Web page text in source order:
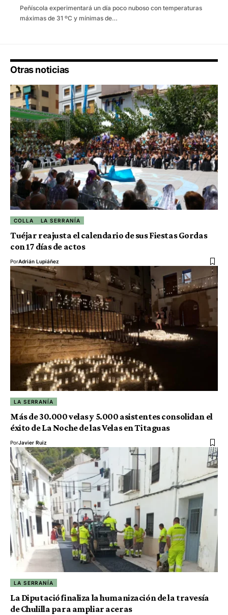
Peñíscola experimentará un día poco nuboso con temperaturas
máximas de 31 ºC y mínimas de…
Otras noticias
COLLA LA SERRANÍA
Tuéjar reajusta el calendario de sus Fiestas Gordas
con 17 días de actos
PorAdrián Lupiáñez
LA SERRANÍA
Más de 30.000 velas y 5.000 asistentes consolidan el
éxito de La Noche de las Velas en Titaguas
PorJavier Ruiz
LA SERRANÍA
La Diputació finaliza la humanización de la travesía
de Chulilla para ampliar aceras